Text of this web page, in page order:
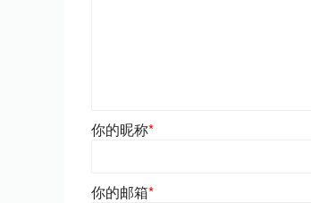
你的昵称*
你的邮箱*